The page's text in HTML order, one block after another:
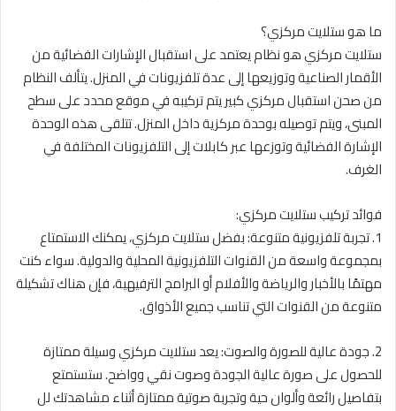
ما هو ستلايت مركزي؟
ستلايت مركزي هو نظام يعتمد على استقبال الإشارات الفضائية من
الأقمار الصناعية وتوزيعها إلى عدة تلفزيونات في المنزل. يتألف النظام
من صحن استقبال مركزي كبير يتم تركيبه في موقع محدد على سطح
المبنى، ويتم توصيله بوحدة مركزية داخل المنزل. تتلقى هذه الوحدة
الإشارة الفضائية وتوزعها عبر كابلات إلى التلفزيونات المختلفة في
الغرف.
فوائد تركيب ستلايت مركزي:
1. تجربة تلفزيونية متنوعة: بفضل ستلايت مركزي، يمكنك الاستمتاع
بمجموعة واسعة من القنوات التلفزيونية المحلية والدولية. سواء كنت
مهتمًا بالأخبار والرياضة والأفلام أو البرامج الترفيهية، فإن هناك تشكيلة
متنوعة من القنوات التي تناسب جميع الأذواق.
2. جودة عالية للصورة والصوت: يعد ستلايت مركزي وسيلة ممتازة
للحصول على صورة عالية الجودة وصوت نقي وواضح. ستستمتع
بتفاصيل رائعة وألوان حية وتجربة صوتية ممتازة أثناء مشاهدتك لل